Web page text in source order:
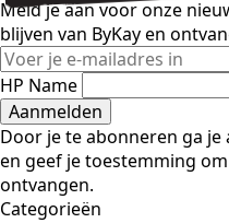
Meld je aan voor onze
blijven van ByKay en
HP Name
Aanmelden
Door je te abonneren ga
en geef je toestemming
ontvangen.
Categorieën